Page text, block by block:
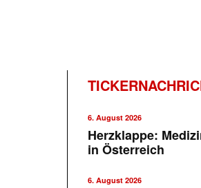
6. August 2026
Herzklappe:
in Österreich
6. August 2026